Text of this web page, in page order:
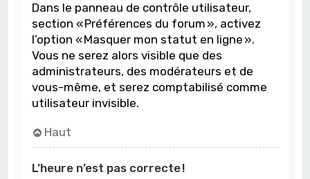
Dans le panneau de contrôle utilisateur,
section « Préférences du forum », activez
l’option « Masquer mon statut en ligne ».
Vous ne serez alors visible que des
administrateurs, des modérateurs et de
vous-même, et serez comptabilisé comme
utilisateur invisible.
Haut
L’heure n’est pas correcte !